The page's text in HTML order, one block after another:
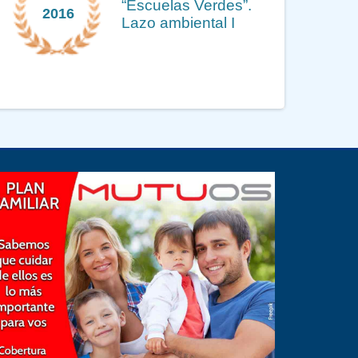
2016
“Escuelas Verdes”.
Lazo ambiental I